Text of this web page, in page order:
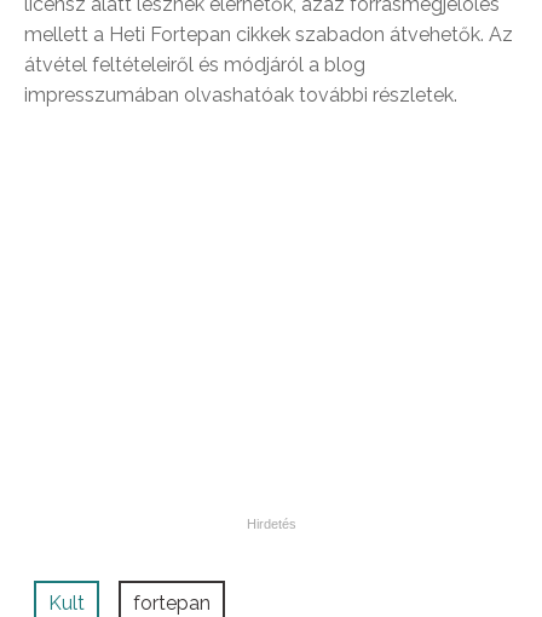
mellett a Heti Fortepan cikkek szabadon átvehetők. Az
átvétel feltételeiről és módjáról a blog
impresszumában olvashatóak további részletek.
Kult fortepan